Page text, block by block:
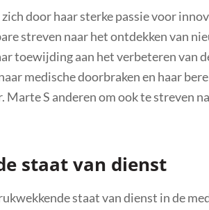
door haar sterke passie voor
streven naar het ontdekken van
toewijding aan het verbeteren van
medische doorbraken en haar
Marte S anderen om ook te streven
staat van dienst
staat van dienst in de